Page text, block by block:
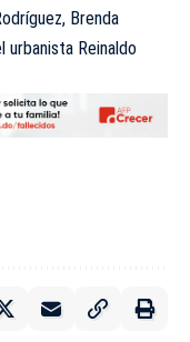
Brenda
urbanista Reinaldo